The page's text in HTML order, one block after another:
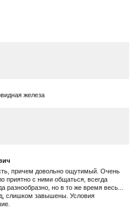
железа
причем довольно ощутимый. Очень
приятно с ними общаться, всегда
разнообразно, но в то же время весь...
слишком завышены. Условия